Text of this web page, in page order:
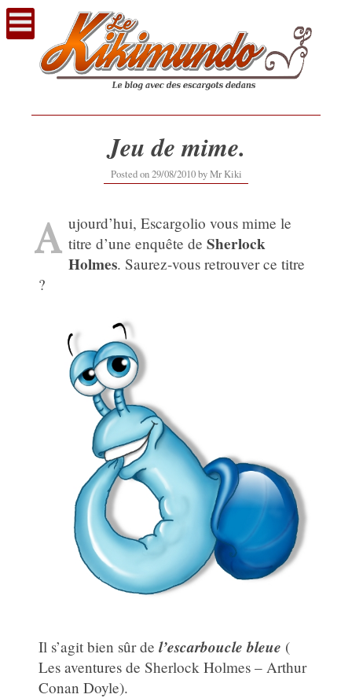
Voir
contenu
Jeu de mime.
Posted on29/08/2010byMr Kiki
A ujourd’hui, Escargolio vous mime le
titre d’une enquête deSherlock
Holmes. Saurez-vous retrouver ce titre
?
Il s’agit bien sûr de l’escarboucle bleue (
Les aventures de Sherlock Holmes – Arthur
Conan Doyle).